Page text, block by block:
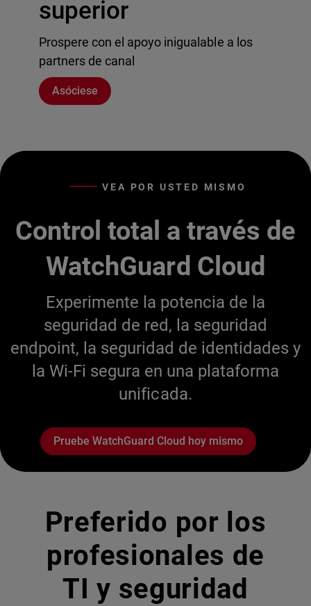
superior
Prospere con el apoyo inigualable a los
partners de canal
Asóciese
VEA POR USTED MISMO
Control total a través de
WatchGuard Cloud
Experimente la potencia de la
seguridad de red, la seguridad
endpoint, la seguridad de identidades y
la Wi-Fi segura en una plataforma
unificada.
Pruebe WatchGuard Cloud hoy mismo
Preferido por los
profesionales de
TI y seguridad